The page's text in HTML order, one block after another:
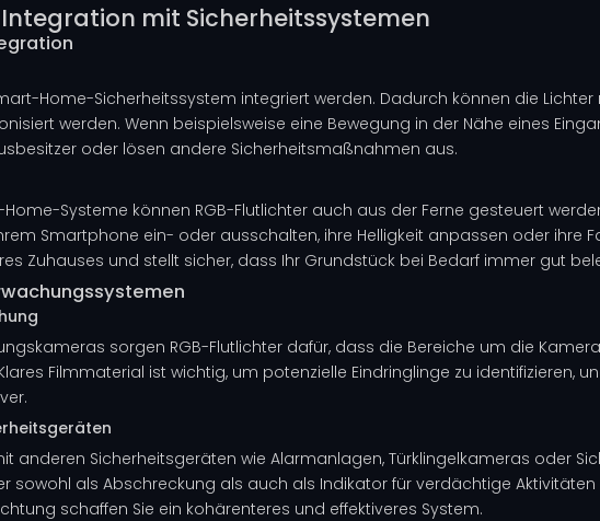
mit Sicherheitssystemen
Home-Sicherheitssystem integriert werden. Dadurch können die
werden. Wenn beispielsweise eine Bewegung in der Nähe eines
oder lösen andere Sicherheitsmaßnahmen aus.
Systeme können RGB-Flutlichter auch aus der Ferne gesteuert
Smartphone ein- oder ausschalten, ihre Helligkeit anpassen oder ihre
Zuhauses und stellt sicher, dass Ihr Grundstück bei Bedarf immer gut
sorgen RGB-Flutlichter dafür, dass die Bereiche um die
Filmmaterial ist wichtig, um potenzielle Eindringlinge zu identifizieren,
anderen Sicherheitsgeräten wie Alarmanlagen, Türklingelkameras oder
sowohl als Abschreckung als auch als Indikator für verdächtige
schaffen Sie ein kohärenteres und effektiveres System.